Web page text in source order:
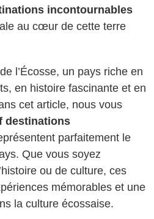
incontournables
au cœur de cette terre
l’Écosse, un pays riche en
en histoire fascinante et en
cet article, nous vous
destinations
parfaitement le
Que vous soyez
ou de culture, ces
mémorables et une
la culture écossaise.